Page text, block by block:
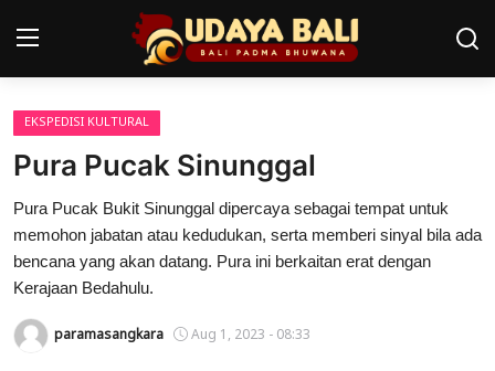
Home
Desa Adat
Tradisi
Kearifan lokal
EKSPEDISI KULTURAL
Pura Pucak Sinunggal
Pura Pucak Bukit Sinunggal dipercaya sebagai tempat untuk
memohon jabatan atau kedudukan, serta memberi sinyal bila ada
bencana yang akan datang. Pura ini berkaitan erat dengan
Kerajaan Bedahulu.
paramasangkara Aug 1, 2023 - 08:33